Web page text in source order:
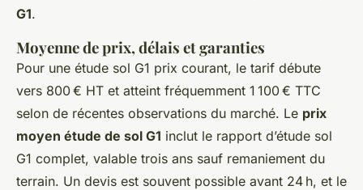
G1.
Moyenne de prix, délais et garanties
Pour une étude sol G1 prix courant, le tarif débute
vers 800 € HT et atteint fréquemment 1 100 € TTC
selon de récentes observations du marché. Le prix
moyen étude de sol G1 inclut le rapport d’étude sol
G1 complet, valable trois ans sauf remaniement du
terrain. Un devis est souvent possible avant 24 h, et le